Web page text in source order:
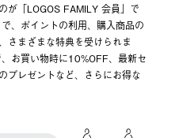
が「LOGOS FAMILY 会員」で
、ポイントの利用、購入商品の
さまざまな特典を受けられま
お買い物時に10%OFF、最新セ
プレゼントなど、さらにお得な